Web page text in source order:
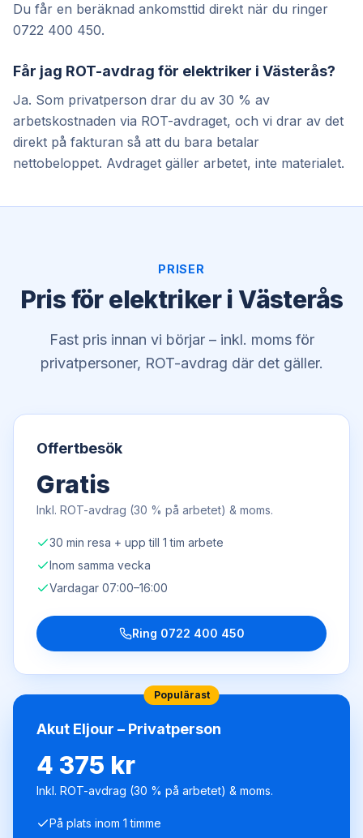
Du får en beräknad ankomsttid direkt när du ringer
0722 400 450.
Får jag ROT-avdrag för elektriker i Västerås?
Ja. Som privatperson drar du av 30 % av
arbetskostnaden via ROT-avdraget, och vi drar av det
direkt på fakturan så att du bara betalar
nettobeloppet. Avdraget gäller arbetet, inte materialet.
PRISER
Pris för elektriker i Västerås
Fast pris innan vi börjar – inkl. moms för
privatpersoner, ROT-avdrag där det gäller.
Offertbesök
Gratis
Inkl. ROT-avdrag (30 % på arbetet) & moms.
30 min resa + upp till 1 tim arbete
Inom samma vecka
Vardagar 07:00–16:00
Ring 0722 400 450
Populärast
Akut Eljour – Privatperson
4 375 kr
Inkl. ROT-avdrag (30 % på arbetet) & moms.
På plats inom 1 timme